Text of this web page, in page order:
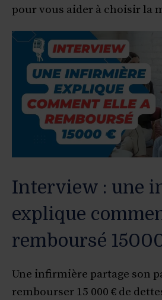
pour vous aider à choisir la
Interview : une
explique
remboursé
Une infirmière partage son
rembourser 15 000 € de